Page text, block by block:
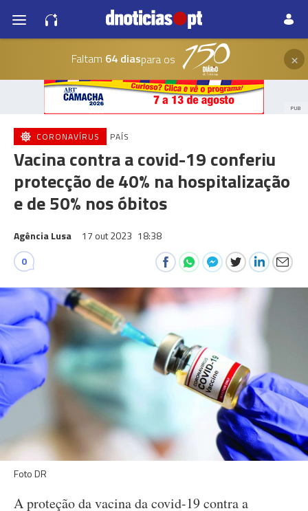
Faltam 64 diaspara os ×
PUB
CORONAVÍRUS PAÍS
Vacina contra a covid-19 conferiu
protecção de 40% na hospitalização
e de 50% nos óbitos
Agência Lusa 17 out 2023 18:38
0
Foto DR
A proteção da vacina da covid-19 contra a